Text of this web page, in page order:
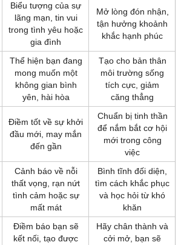
Biểu tượng của sự
lãng mạn, tin vui
trong tình yêu hoặc
gia đình
Mở lòng đón nhận,
tận hưởng khoảnh
khắc hạnh phúc
Thể hiện bạn đang
mong muốn một
không gian bình
yên, hài hòa
Tạo cho bản thân
môi trường sống
tích cực, giảm
căng thẳng
Điềm tốt về sự khởi
đầu mới, may mắn
đến gần
Chuẩn bị tinh thần
để nắm bắt cơ hội
mới trong công
việc
Cảnh báo về nỗi
thất vọng, rạn nứt
tình cảm hoặc sự
mất mát
Bình tĩnh đối diện,
tìm cách khắc phục
và học hỏi từ khó
khăn
Điềm báo bạn sẽ
kết nối, tạo được
Hãy chân thành và
cởi mở, bạn sẽ